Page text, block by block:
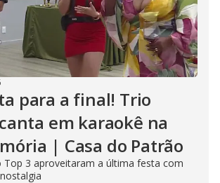
para a final! Trio
em karaokê na
| Casa do Patrão
Top 3 aproveitaram a última festa com